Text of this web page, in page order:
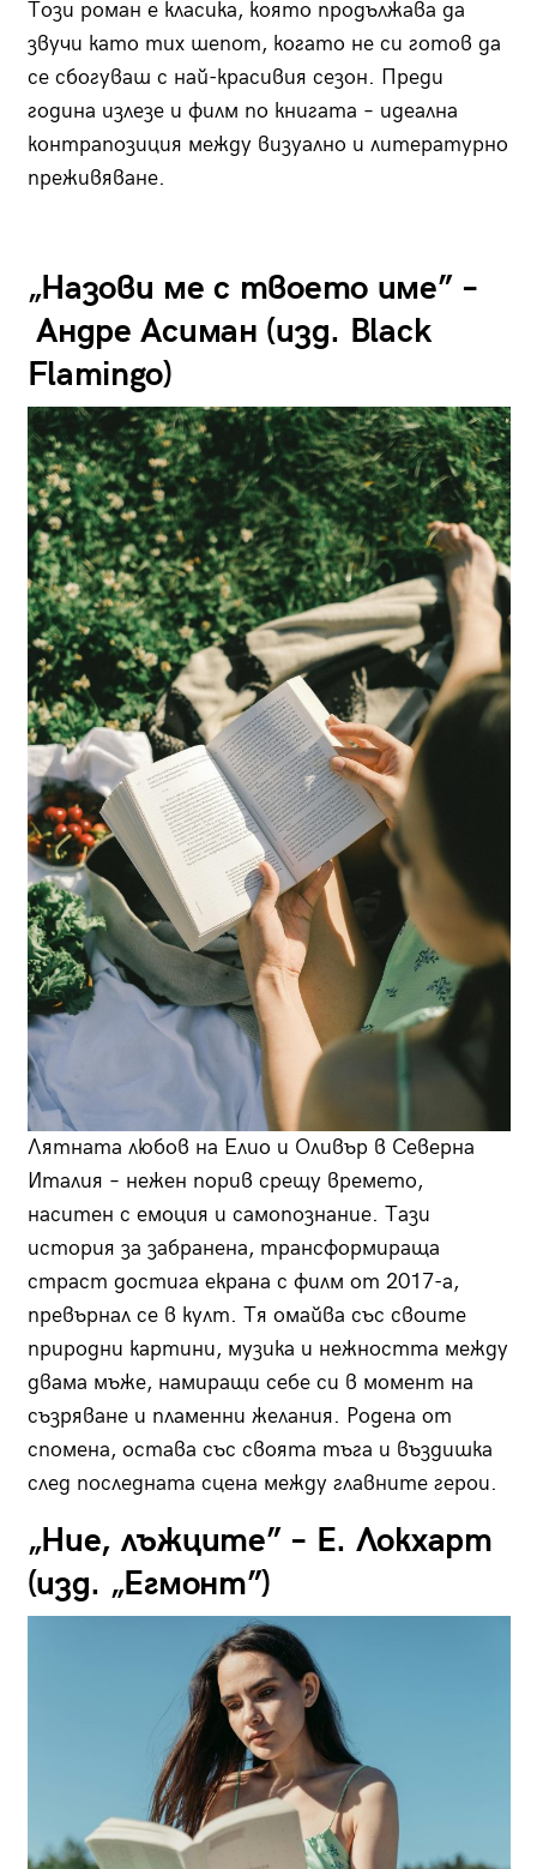
Този роман е класика, която продължава да
звучи като тих шепот, когато не си готов да
се сбогуваш с най-красивия сезон. Преди
година излезе и филм по книгата – идеална
контрапозиция между визуално и литературно
преживяване.
„Назови ме с твоето име” –
Андре Асиман (изд. Black
Flamingo)
Лятната любов на Елио и Оливър в Северна
Италия – нежен порив срещу времето,
наситен с емоция и самопознание. Тази
история за забранена, трансформираща
страст достига екрана с филм от 2017-а,
превърнал се в култ. Тя омайва със своите
природни картини, музика и нежността между
двама мъже, намиращи себе си в момент на
съзряване и пламенни желания. Родена от
спомена, остава със своята тъга и въздишка
след последната сцена между главните герои.
„Ние, лъжците” – Е. Локхарт
(изд. „Егмонт”)